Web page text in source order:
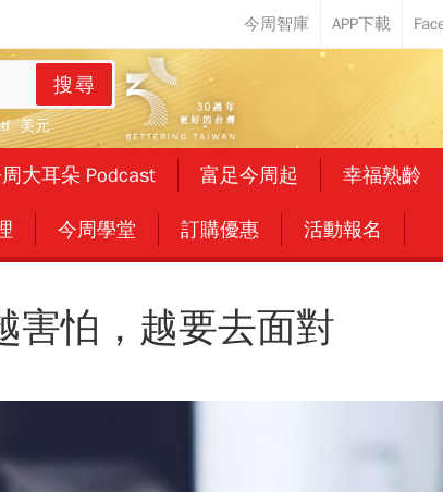
搜尋
美元
大耳朵 Podcast 富足今周起 幸福熟齡
今周學堂 訂購優惠 活動報名
害怕，越要去面對